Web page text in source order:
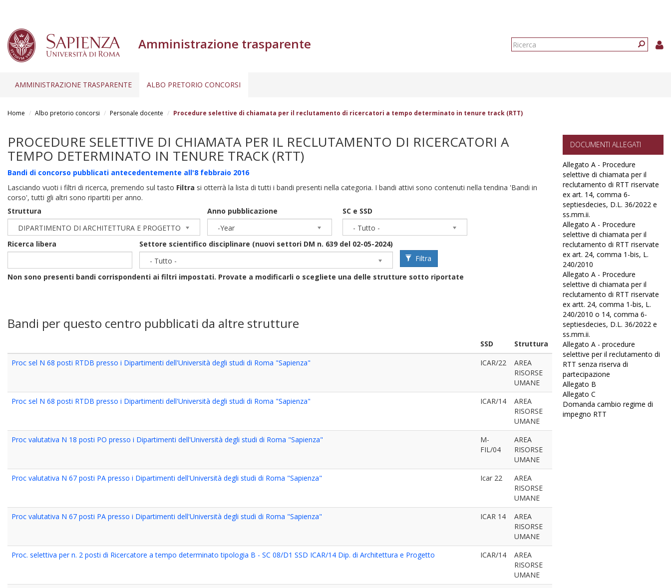
Amministrazione trasparente
Form
AMMINISTRAZIONE TRASPARENTE ALBO PRETORIO CONCORSI
Home Albo pretorio concorsi Personale docente Procedure selettive di chiamata per il reclutamento di ricercatori a tempo determinato in tenure track (RTT)
PROCEDURE SELETTIVE DI CHIAMATA PER IL RECLUTAMENTO DI RICERCATORI A
TEMPO DETERMINATO IN TENURE TRACK (RTT)
Bandi di concorso pubblicati antecedentemente all'8 febbraio 2016
Lasciando vuoti i filtri di ricerca, premendo sul tasto Filtra si otterrà la lista di tutti i bandi presenti nella categoria. I bandi attivi sono contenuti nella tendina 'Bandi in
corso', tutti gli altri sono ripartiti per anno.
Struttura
DIPARTIMENTO DI ARCHITETTURA E PROGETTO
Anno pubblicazione
-Year
Year
SC e SSD
- Tutto -
Ricerca libera
Settore scientifico disciplinare (nuovi settori DM n. 639 del 02-05-2024)
- Tutto -
Filtra
Non sono presenti bandi corrispondenti ai filtri impostati. Provate a modificarli o scegliete una delle strutture sotto riportate
Bandi per questo centro pubblicati da altre strutture
SSD
Struttura
Proc sel N 68 posti RTDB presso i Dipartimenti dell'Università degli studi di Roma "Sapienza"
ICAR/22
AREA
RISORSE
UMANE
Proc sel N 68 posti RTDB presso i Dipartimenti dell'Università degli studi di Roma "Sapienza"
ICAR/14
AREA
RISORSE
UMANE
Proc valutativa N 18 posti PO presso i Dipartimenti dell'Università degli studi di Roma "Sapienza"
M-
FIL/04
AREA
RISORSE
UMANE
Proc valutativa N 67 posti PA presso i Dipartimenti dell'Università degli studi di Roma "Sapienza"
Icar 22
AREA
RISORSE
UMANE
Proc valutativa N 67 posti PA presso i Dipartimenti dell'Università degli studi di Roma "Sapienza"
ICAR 14
AREA
RISORSE
UMANE
Proc. selettiva per n. 2 posti di Ricercatore a tempo determinato tipologia B - SC 08/D1 SSD ICAR/14 Dip. di Architettura e Progetto
ICAR/14
AREA
RISORSE
UMANE
DOCUMENTI ALLEGATI
Allegato A - Procedure
selettive di chiamata per il
reclutamento di RTT riservate
ex art. 14, comma 6-
septiesdecies, D.L. 36/2022 e
ss.mm.ii.
Allegato A - Procedure
selettive di chiamata per il
reclutamento di RTT riservate
ex art. 24, comma 1-bis, L.
240/2010
Allegato A - Procedure
selettive di chiamata per il
reclutamento di RTT riservate
ex artt. 24, comma 1-bis, L.
240/2010 o 14, comma 6-
septiesdecies, D.L. 36/2022 e
ss.mm.ii.
Allegato A - procedure
selettive per il reclutamento di
RTT senza riserva di
partecipazione
Allegato B
Allegato C
Domanda cambio regime di
impegno RTT